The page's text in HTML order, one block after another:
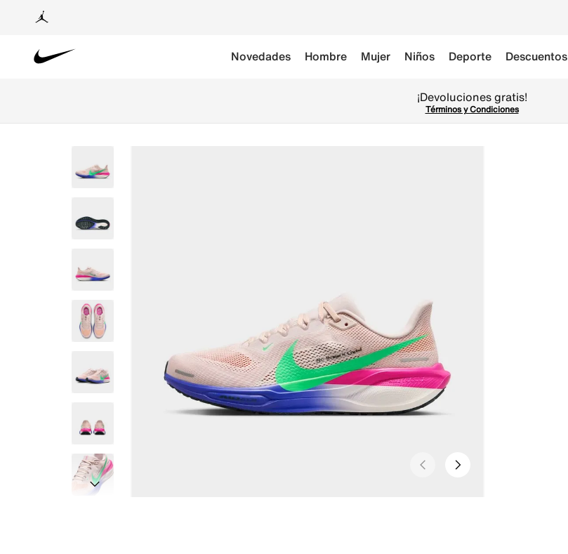
Novedades Hombre Mujer Niños Deporte Descuentos
¡Devoluciones gratis!
Términos y Condiciones